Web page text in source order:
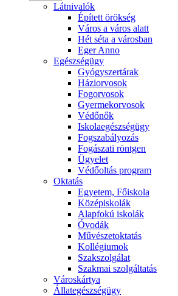
Látnivalók
Épített örökség
Város a város alatt
Hét séta a városban
Eger Anno
Egészségügy
Gyógyszertárak
Háziorvosok
Fogorvosok
Gyermekorvosok
Védőnők
Iskolaegészségügy
Fogszabályozás
Fogászati röntgen
Ügyelet
Védőoltás program
Oktatás
Egyetem, Főiskola
Középiskolák
Alapfokú iskolák
Óvodák
Művészetoktatás
Kollégiumok
Szakszolgálat
Szakmai szolgáltatás
Városkártya
Állategészségügy